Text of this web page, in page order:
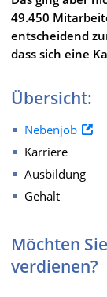
49.450
entscheidend
dass sich eine
Übersicht:
Nebenjob
Karriere
Ausbildung
Gehalt
Möchten
verdienen?